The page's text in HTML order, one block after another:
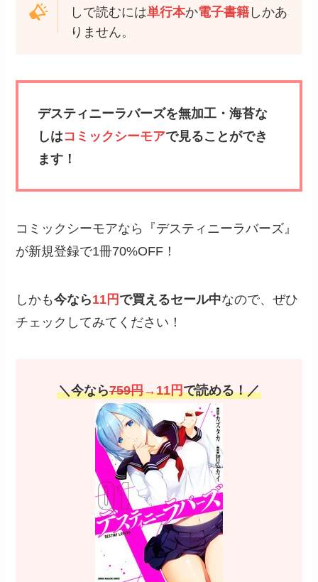
しで読むには単行本か電子書籍しかあ
りません。
デスティニーラバーズを無加工・海苔な
しはコミックシーモアで見ることができ
ます！
コミックシーモアなら『デスティニーラバーズ』
が新規登録で1冊70%OFF！
しかも今なら11円 で買えるセール中なので、ぜひ
チェックしてみてください！
＼今なら759円→11円で読める！／